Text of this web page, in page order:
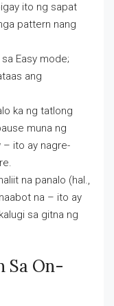
ito ng sapat
pattern nang
Easy mode;
ang
ka ng tatlong
muna ng
ito ay nagre-
na panalo (hal.,
na – ito ay
sa gitna ng
Sa On-